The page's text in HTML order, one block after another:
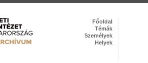
Főoldal
Témák
Személyek
Helyek